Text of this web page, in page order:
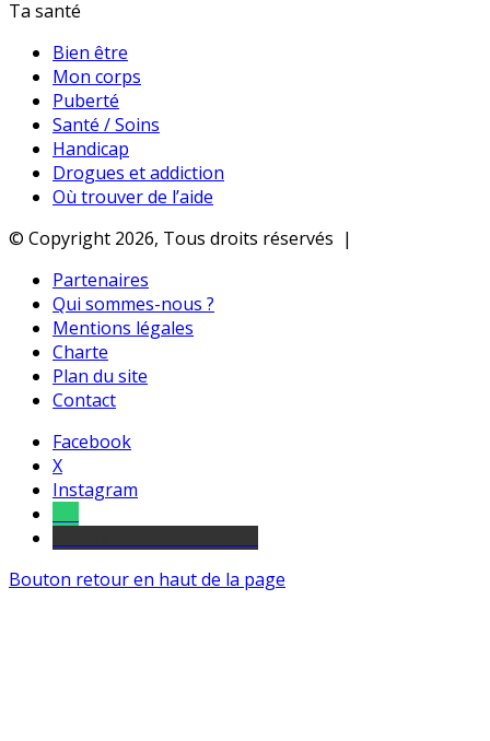
Ta santé
Bien être
Mon corps
Puberté
Santé / Soins
Handicap
Drogues et addiction
Où trouver de l’aide
© Copyright 2026, Tous droits réservés |
Partenaires
Qui sommes-nous ?
Mentions légales
Charte
Plan du site
Contact
Facebook
X
Instagram
Bouton retour en haut de la page